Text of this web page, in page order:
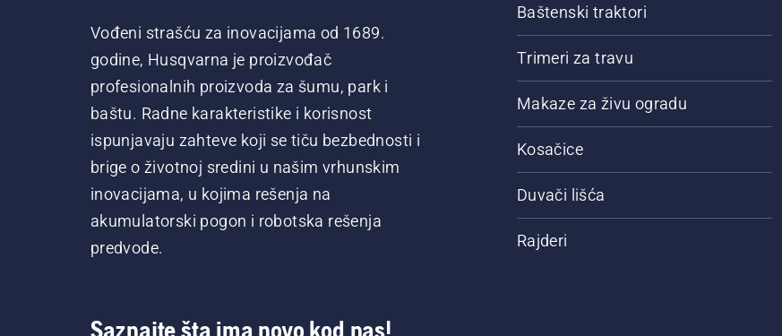
Vođeni strašću za inovacijama od 1689.
godine, Husqvarna je proizvođač
profesionalnih proizvoda za šumu, park i
baštu. Radne karakteristike i korisnost
ispunjavaju zahteve koji se tiču bezbednosti i
brige o životnoj sredini u našim vrhunskim
inovacijama, u kojima rešenja na
akumulatorski pogon i robotska rešenja
predvode.
Saznajte šta ima novo kod nas!
Baštenski traktori
Trimeri za travu
Makaze za živu ogradu
Kosačice
Duvači lišća
Rajderi